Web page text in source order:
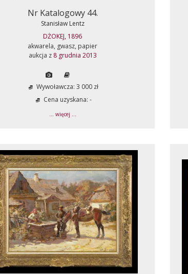
Nr Katalogowy 44.
Stanisław Lentz
DŻOKEJ, 1896
akwarela, gwasz, papier
aukcja z 8 grudnia 2013
Wywoławcza: 3 000 zł
Cena uzyskana: -
... więcej ...